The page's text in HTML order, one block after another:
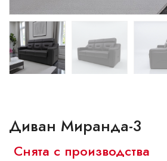
Витебск
Могилев
Сморгонь
Диван Миранда-3
Снята с производства